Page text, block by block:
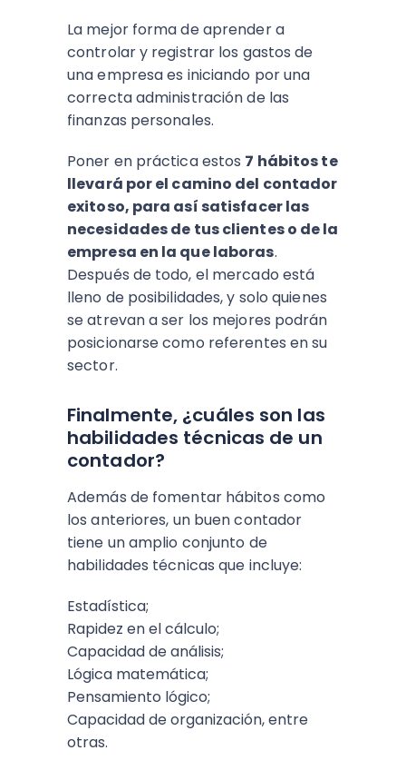
La mejor forma de aprender a
controlar y registrar los gastos de
una empresa es iniciando por una
correcta administración de las
finanzas personales.
Poner en práctica estos 7 hábitos te
llevará por el camino del contador
exitoso, para así satisfacer las
necesidades de tus clientes o de la
empresa en la que laboras.
Después de todo, el mercado está
lleno de posibilidades, y solo quienes
se atrevan a ser los mejores podrán
posicionarse como referentes en su
sector.
Finalmente, ¿cuáles son las
habilidades técnicas de un
contador?
Además de fomentar hábitos como
los anteriores, un buen contador
tiene un amplio conjunto de
habilidades técnicas que incluye:
Estadística;
Rapidez en el cálculo;
Capacidad de análisis;
Lógica matemática;
Pensamiento lógico;
Capacidad de organización, entre
otras.